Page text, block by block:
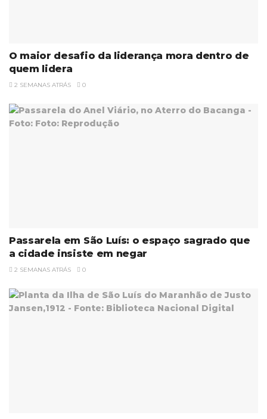
O maior desafio da liderança mora dentro de
quem lidera
2 SEMANAS ATRÁS 0
Passarela em São Luís: o espaço sagrado que
a cidade insiste em negar
2 SEMANAS ATRÁS 0